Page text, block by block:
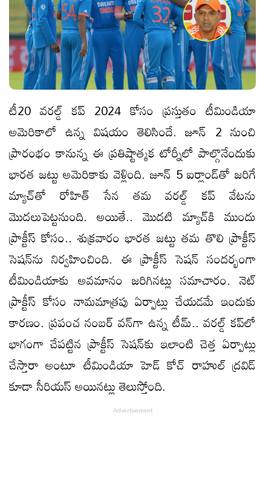
టీ20 వరల్డ్‌ కప్‌ 2024 కోసం ప్రస్తుతం టీమిండియా
అమెరికాలో ఉన్న విషయం తెలిసిందే. జూన్‌ 2 నుంచి
ప్రారంభం కానున్న ఈ ప్రతిష్టాత్మక టోర్నీలో పాల్గొనేందుకు
భారత జట్టు అమెరికాకు వెళ్లింది. జూన్‌ 5 ఐర్లాండ్‌తో జరిగే
మ్యాచ్‌తో రోహిత్‌ సేన తమ వరల్డ్‌ కప్‌ వేటను
మొదలుపెట్టనుంది. అయితే.. మొదటి మ్యాచ్‌కి ముందు
ప్రాక్టీస్‌ కోసం.. శుక్రవారం భారత జట్టు తమ తొలి ప్రాక్టీస్‌
సెషన్‌ను నిర్వహించింది. ఈ ప్రాక్టీస్‌ సెషన్‌ సందర్భంగా
టీమిండియాకు అవమానం జరిగినట్లు సమాచారం. నెట్‌
ప్రాక్టీస్‌ కోసం నామమాత్రపు ఏర్పాట్లు చేయడమే ఇందుకు
కారణం. ప్రపంచ నంబర్ వన్‌గా ఉన్న టీమ్‌.. వరల్డ్‌ కప్‌లో
భాగంగా చేపట్టిన ప్రాక్టీస్‌ సెషన్‌కు ఇలాంటి చెత్త ఏర్పాట్లు
చేస్తారా అంటూ టీమిండియా హెడ్‌ కోచ్‌ రాహుల్‌ ద్రవిడ్‌
కూడా సీరియస్‌ అయినట్లు తెలుస్తోంది.